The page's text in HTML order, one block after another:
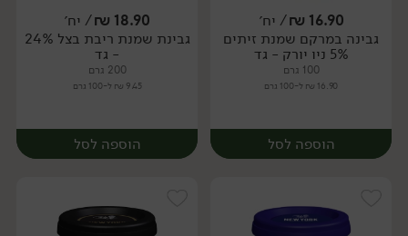
יח׳ יח׳
16.90
₪/ יח׳
גבינה במרקם שמנת זיתים
5% ניו יורק - גד
100 גרם
16.90 ₪ ל-100 גרם
הוספה לסל
18.90
₪/ יח׳
גבינת שמנת ריבת בצל 24%
- גד
200 גרם
9.45 ₪ ל-100 גרם
הוספה לסל